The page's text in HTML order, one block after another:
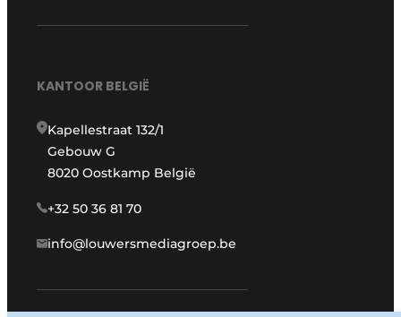
KANTOOR BELGIË
Kapellestraat 132/1
Gebouw G
8020 Oostkamp België
+32 50 36 81 70
info@louwersmediagroep.be